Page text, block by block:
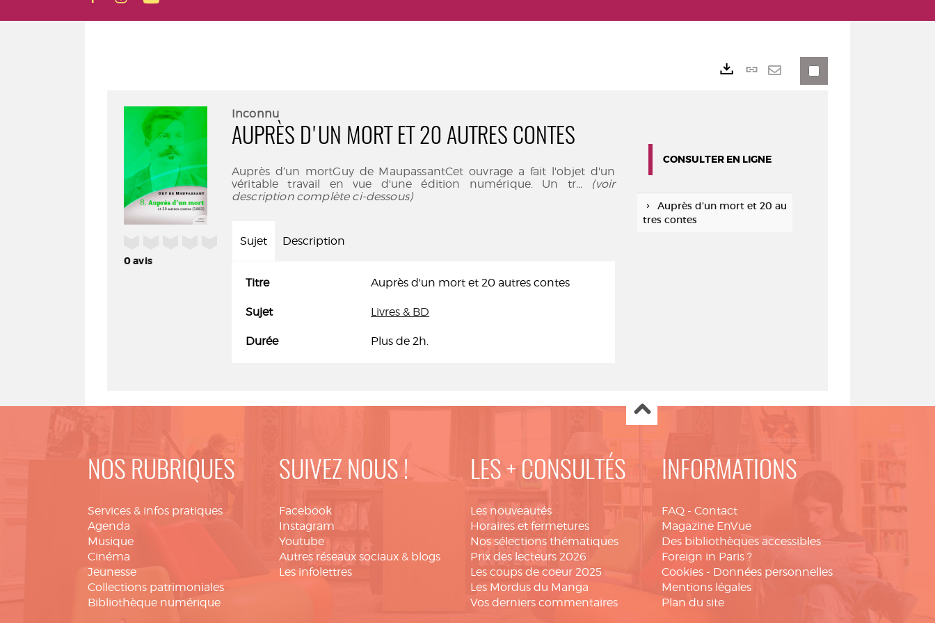
0avis
Inconnu
AUPRÈS D'UN MORT ET 20 AUTRES CONTES
Auprès d’un mortGuy de MaupassantCet ouvrage a fait l'objet d'un
véritable travail en vue d'une édition numérique. Un tr... (voir
description complète ci-dessous)
Sujet Description
Titre Auprès d'un mort et 20 autres contes
Sujet Livres & BD
Durée Plus de 2h.
Lien
CONSULTER EN LIGNE
Auprès d'un mort et 20 au
tres contes
NOS RUBRIQUES
Services & infos pratiques
Agenda
Musique
Cinéma
Jeunesse
Collections patrimoniales
Bibliothèque numérique
SUIVEZ NOUS !
Facebook
Instagram
Youtube
Autres réseaux sociaux & blogs
Les infolettres
LES + CONSULTÉS
Les nouveautés
Horaires et fermetures
Nos sélections thématiques
Prix des lecteurs 2026
Les coups de coeur 2025
Les Mordus du Manga
Vos derniers commentaires
INFORMATIONS
FAQ - Contact
Magazine EnVue
Des bibliothèques accessibles
Foreign in Paris ?
Cookies - Données personnelles
Mentions légales
Plan du site